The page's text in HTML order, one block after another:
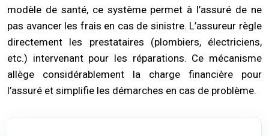
modèle de santé, ce système permet à l’assuré de ne
pas avancer les frais en cas de sinistre. L’assureur règle
directement les prestataires (plombiers, électriciens,
etc.) intervenant pour les réparations. Ce mécanisme
allège considérablement la charge financière pour
l’assuré et simplifie les démarches en cas de problème.